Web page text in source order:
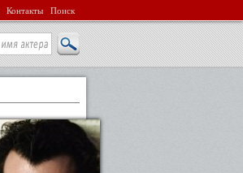
Контакты Поиск